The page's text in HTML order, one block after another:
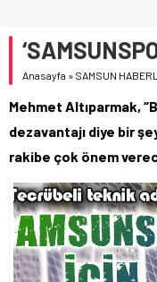
Anasayfa » SAMSUN
Mehmet Altıparmak,
dezavantajı diye bir
rakibe çok önem